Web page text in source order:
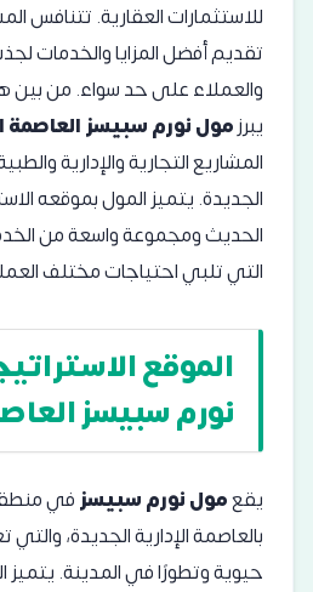
للاستثمارات العقارية. تتنافس
تقديم أفضل المزايا والخدمات
والعملاء على حد سواء. من بين
يبرزمول نورم سبيسز العاصمة
المشاريع التجارية والإدارية
الجديدة. يتميز المول بموقعه
الحديث ومجموعة واسعة من
التي تلبي احتياجات مختلف
الموقع
نورم سبيسز
يقعمول نورم سبيسز
بالعاصمة الإدارية الجديدة،
حيوية وتطورًا في المدينة.